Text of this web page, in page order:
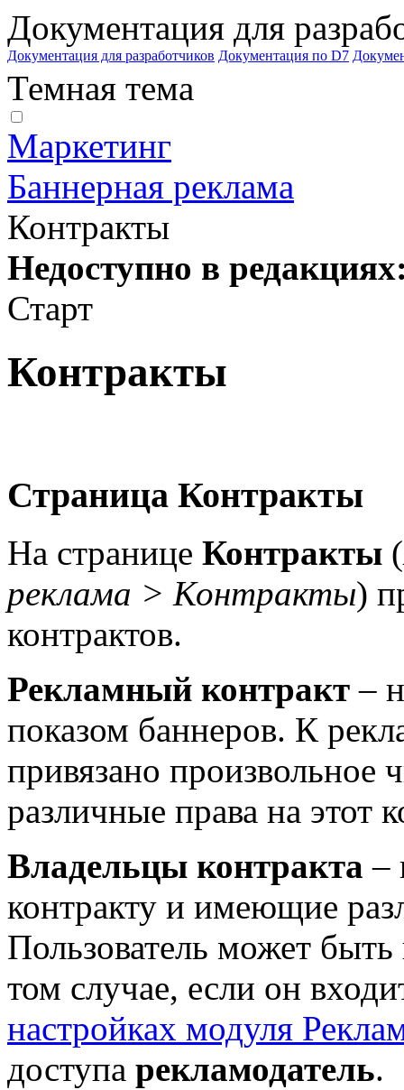
Документация для
Документация для разработчиков Документация по D7
Темная тема
Маркетинг
Баннерная реклама
Контракты
Недоступно в
Старт
Контракты
Страница Контракты
На странице Контракты (
реклама > Контракты)
контрактов.
Рекламный контракт –
показом баннеров. К
привязано произвольное
различные права на этот
Владельцы контракта –
контракту и имеющие
Пользователь может быть
том случае, если он
настройках модуля
доступа рекламодатель.